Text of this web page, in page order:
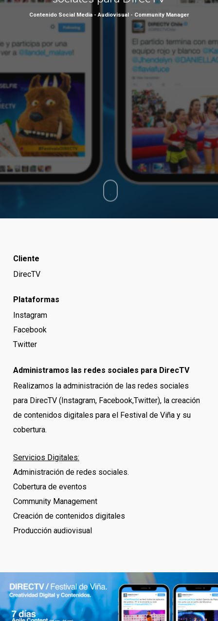
Contenido Social Media - Audiovisual - Community Manager
Cliente
DirecTV
Plataformas
Instagram
Facebook
Twitter
Administramos las redes sociales para DirecTV
Realizamos la administración de las redes sociales
para DirecTV (Instagram, Facebook,Twitter), la creación
de contenidos digitales para el Festival de Viña y su
cobertura.
Servicios Digitales:
Administración de redes sociales.
Cobertura de eventos
Community Management
Creación de contenidos digitales
Producción audiovisual